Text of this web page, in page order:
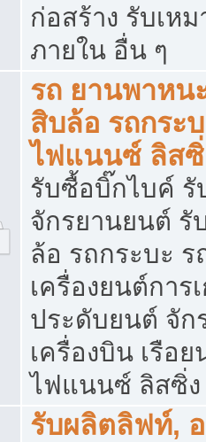
ก่อสร้าง รับเห
ภายใน อื่น ๆ
รถ ยานพาหน
สิบล้อ รถกระ
ไฟแนนซ์ ลิส
รับซื้อบิ๊กไบค์
จักรยานยนต์ รั
ล้อ รถกระบะ
เครื่องยนต์การ
ประดับยนต์ จัก
เครื่องบิน เรือ
ไฟแนนซ์ ลิสซิ่ง
รับผลิตลิฟท์,